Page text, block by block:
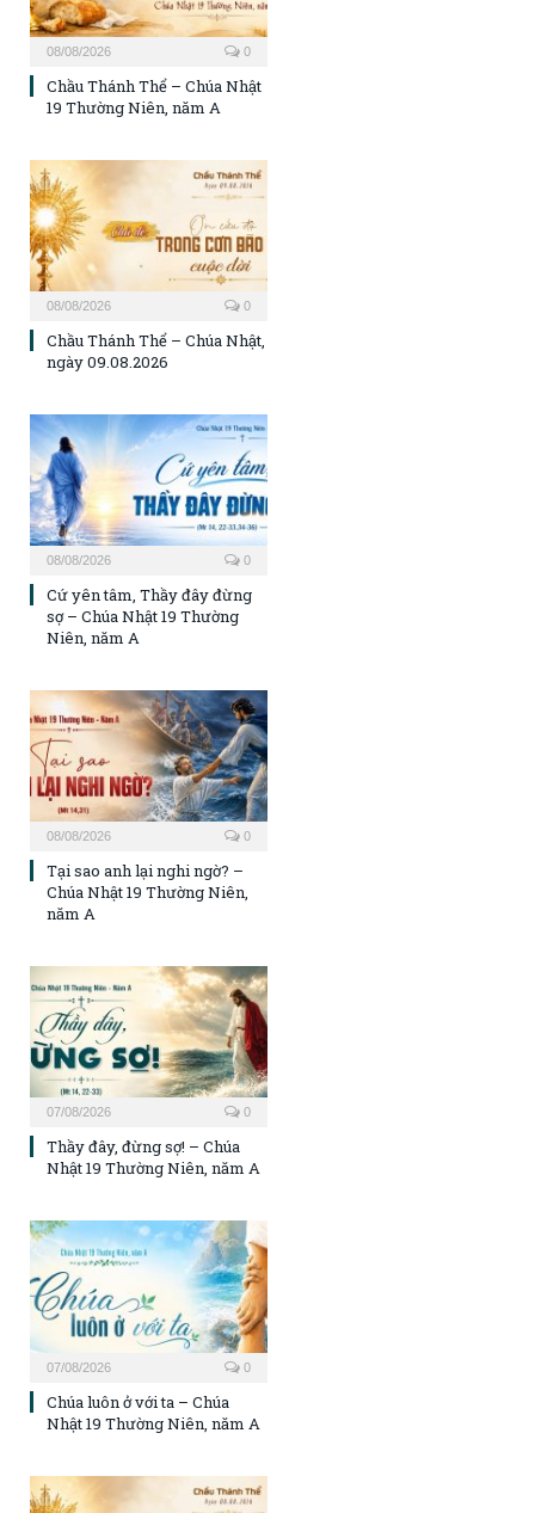
08/08/2026 0
Chầu Thánh Thể – Chúa Nhật
19 Thường Niên, năm A
08/08/2026 0
Chầu Thánh Thể – Chúa Nhật,
ngày 09.08.2026
08/08/2026 0
Cứ yên tâm, Thầy đây đừng
sợ – Chúa Nhật 19 Thường
Niên, năm A
08/08/2026 0
Tại sao anh lại nghi ngờ? –
Chúa Nhật 19 Thường Niên,
năm A
07/08/2026 0
Thầy đây, đừng sợ! – Chúa
Nhật 19 Thường Niên, năm A
07/08/2026 0
Chúa luôn ở với ta – Chúa
Nhật 19 Thường Niên, năm A